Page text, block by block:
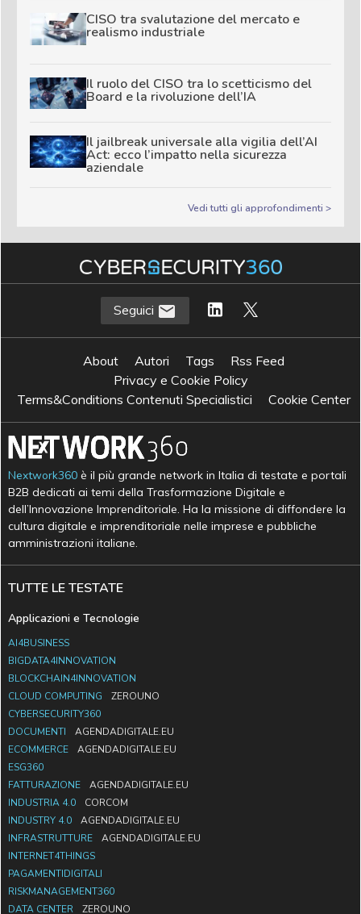
CISO tra svalutazione del mercato e
realismo industriale
Il ruolo del CISO tra lo scetticismo del
Board e la rivoluzione dell’IA
Il jailbreak universale alla vigilia dell’AI
Act: ecco l’impatto nella sicurezza
aziendale
Vedi tutti gli approfondimenti >
Seguici
About Autori Tags
Rss Feed
Privacy e Cookie Policy
Terms&Conditions Contenuti Specialistici
Cookie Center
Nextwork360 è il più grande network in Italia di testate e portali
B2B dedicati ai temi della Trasformazione Digitale e
dell’Innovazione Imprenditoriale. Ha la missione di diffondere la
cultura digitale e imprenditoriale nelle imprese e pubbliche
amministrazioni italiane.
TUTTE LE TESTATE
Applicazioni e Tecnologie
AI4BUSINESS
BIGDATA4INNOVATION
BLOCKCHAIN4INNOVATION
CLOUD COMPUTING
ZEROUNO
CYBERSECURITY360
DOCUMENTI
AGENDADIGITALE.EU
ECOMMERCE
AGENDADIGITALE.EU
ESG360
FATTURAZIONE
AGENDADIGITALE.EU
INDUSTRIA 4.0
CORCOM
INDUSTRY 4.0
AGENDADIGITALE.EU
INFRASTRUTTURE
AGENDADIGITALE.EU
INTERNET4THINGS
PAGAMENTIDIGITALI
RISKMANAGEMENT360
DATA CENTER
ZEROUNO